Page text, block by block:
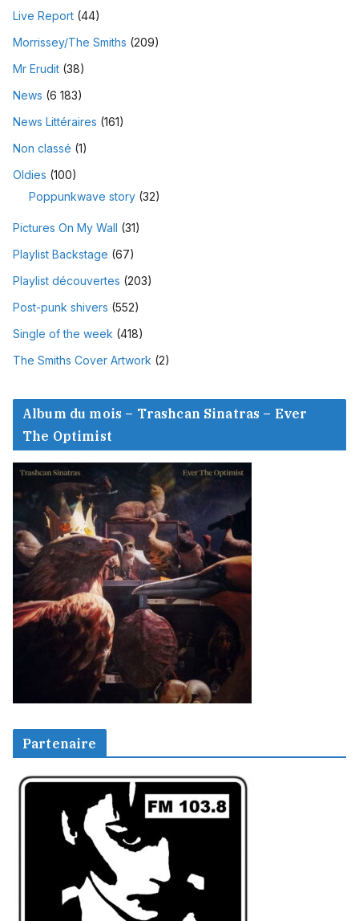
Live Report (44)
Morrissey/The Smiths (209)
Mr Erudit (38)
News (6 183)
News Littéraires (161)
Non classé (1)
Oldies (100)
Poppunkwave story (32)
Pictures On My Wall (31)
Playlist Backstage (67)
Playlist découvertes (203)
Post-punk shivers (552)
Single of the week (418)
The Smiths Cover Artwork (2)
Album du mois – Trashcan Sinatras – Ever
The Optimist
Partenaire